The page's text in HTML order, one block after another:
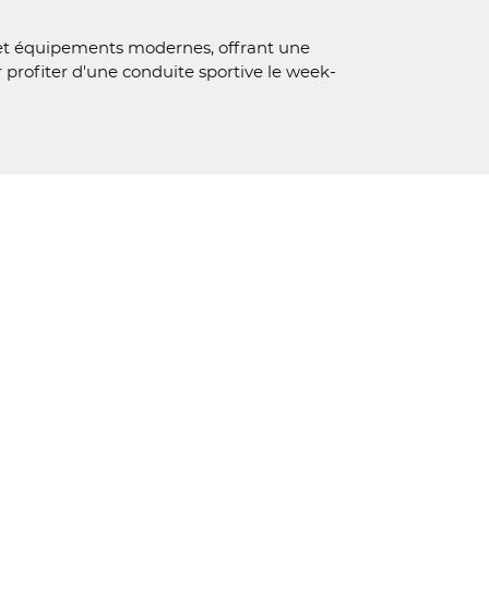
équipements modernes, offrant une
d'une conduite sportive le week-